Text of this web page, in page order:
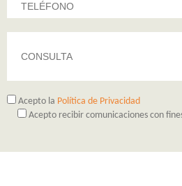
Acepto la Política de Privacidad
Acepto recibir comunicaciones con